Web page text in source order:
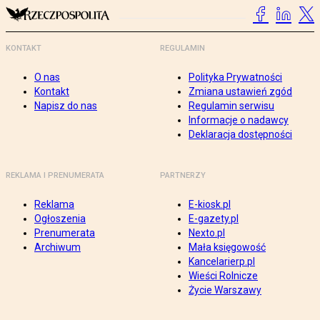
KONTAKT
O nas
Kontakt
Napisz do nas
REGULAMIN
Polityka Prywatności
Zmiana ustawień zgód
Regulamin serwisu
Informacje o nadawcy
Deklaracja dostępności
REKLAMA I PRENUMERATA
Reklama
Ogłoszenia
Prenumerata
Archiwum
PARTNERZY
E-kiosk.pl
E-gazety.pl
Nexto.pl
Mała księgowość
Kancelarierp.pl
Wieści Rolnicze
Życie Warszawy